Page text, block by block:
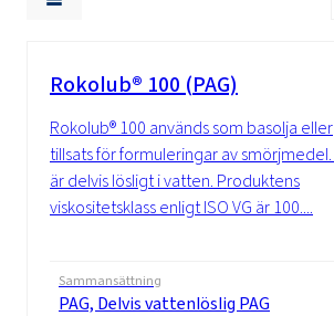
Rokolub® 100 (PAG)
Rokolub® 100 används som basolja eller
tillsats för formuleringar av smörjmedel.
är delvis lösligt i vatten. Produktens
viskositetsklass enligt ISO VG är 100....
Sammansättning
PAG, Delvis vattenlöslig PAG